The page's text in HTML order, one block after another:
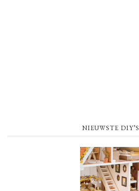
NIEUWSTE DIY’S